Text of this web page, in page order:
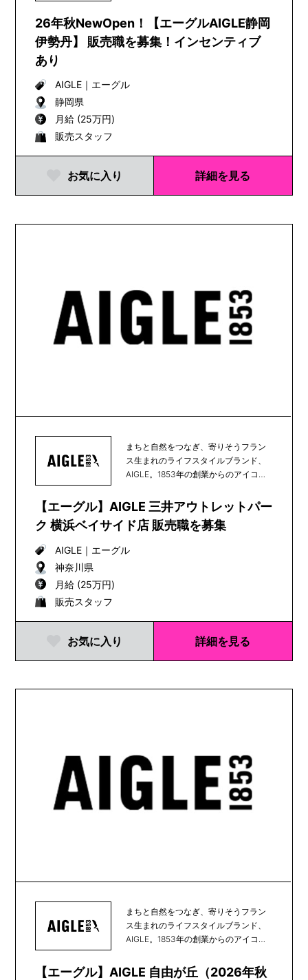
26年秋NewOpen！【エーグルAIGLE静岡
伊勢丹】 販売職を募集！インセンティブ
あり
AIGLE｜ エーグル
静岡県
月給 (25万円)
販売スタッフ
お気に入り 詳細を見る
まちと自然をつなぎ、寄りそうフラン
ス生まれのライフスタイルブランド、
AIGLE。1853年の創業からのアイコン
【エーグル】AIGLE 三井アウトレットパー
ク 横浜ベイサイド店 販売職を募集
AIGLE｜ エーグル
神奈川県
月給 (25万円)
販売スタッフ
お気に入り 詳細を見る
まちと自然をつなぎ、寄りそうフラン
ス生まれのライフスタイルブランド、
AIGLE。1853年の創業からのアイコン
【エーグル】AIGLE 自由が丘（2026年秋